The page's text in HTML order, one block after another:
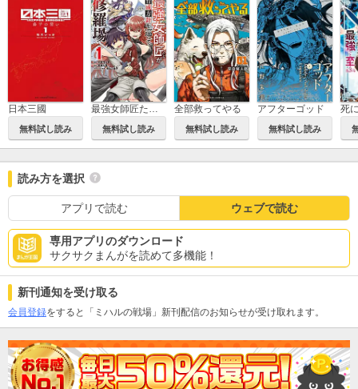
日本三國
無料試し読み
最強女師匠たちが育成方針を巡って修羅場
無料試し読み
全部救ってやる
無料試し読み
アフターゴッド
無料試し読み
読み方を選択
アプリで読む ウェブで読む
専用アプリのダウンロード
サクサクまんがを読めて多機能！
新刊通知を受け取る
会員登録をすると「ミハルの戦場」新刊配信のお知らせが受け取れます。